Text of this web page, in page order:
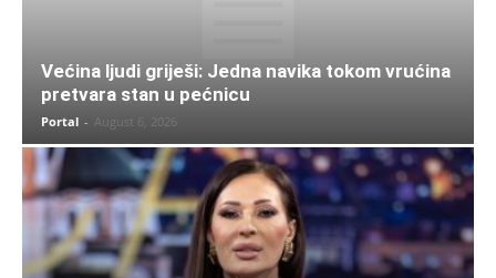
Većina ljudi griješi: Jedna navika tokom vrućina
pretvara stan u pećnicu
Portal - August 6, 2026